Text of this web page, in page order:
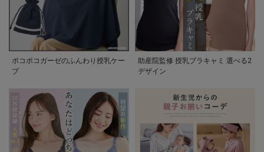
ポコポコガーゼのふんわり授乳ケー
プ
助産院監修 授乳ブラキャミ 選べる2
デザイン